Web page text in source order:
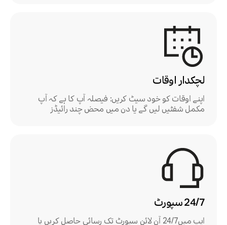
لچکدار اوقات
اپنے اوقات کو خود سیٹ کریں: فیصلہ آپ کا ہے کہ آپ
مکمل شفٹیں لیں گے یا دن میں محض چند رائیڈز
24/7 سپورٹ
ایپ میں24/7 آن لائن سپورٹ تک رسائی حاصل کریں یا